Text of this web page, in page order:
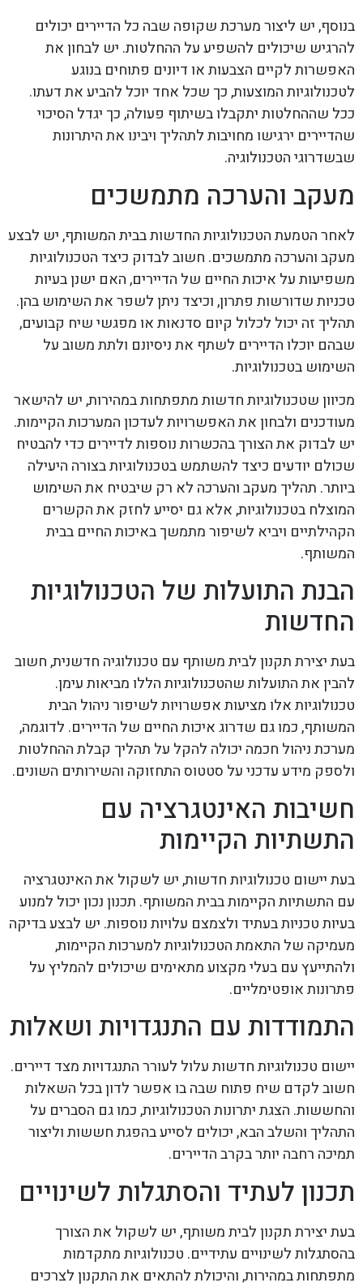
בנוסף, יש ליצור מערכת שקופה שבה כל הדיירים יכולים
להרגיש שיכולים להשפיע על ההחלטות. יש לבחון את
האפשרות לקיים הצבעות או דיונים פתוחים בנוגע
לטכנולוגיות המוצעות, כך שכל אחד יוכל להביע את דעתו.
ככל שההחלטות יתקבלו בשיתוף פעולה, כך יגדל הסיכוי
שהדיירים ירגישו מחויבות לתהליך ויבינו את היתרונות
שבשדרוגי הטכנולוגיה.
מעקב והערכה מתמשכים
לאחר הטמעת הטכנולוגיות החדשות בבית המשותף, יש לבצע
מעקב והערכה מתמשכים. חשוב לבדוק כיצד הטכנולוגיות
משפיעות על איכות החיים של הדיירים, האם ישנן בעיות
טכניות שדורשות פתרון, וכיצד ניתן לשפר את השימוש בהן.
תהליך זה יכול לכלול קיום סדנאות או מפגשי שיח קבועים,
שבהם יוכלו הדיירים לשתף את ניסיונם ולתת משוב על
השימוש בטכנולוגיות.
מכיוון שטכנולוגיות חדשות מתפתחות במהירות, יש להישאר
מעודכנים ולבחון את האפשרויות לעדכון המערכות הקיימות.
יש לבדוק את הצורך בהכשרות נוספות לדיירים כדי להבטיח
שכולם יודעים כיצד להשתמש בטכנולוגיות בצורה היעילה
ביותר. תהליך מעקב והערכה לא רק שיבטיח את השימוש
המוצלח בטכנולוגיות, אלא גם יסייע לחזק את הקשרים
הקהילתיים ויביא לשיפור מתמשך באיכות החיים בבית
המשותף.
הבנת התועלות של הטכנולוגיות
החדשות
בעת יצירת תקנון לבית משותף עם טכנולוגיה חדשנית, חשוב
להבין את התועלות שהטכנולוגיות הללו מביאות עימן.
טכנולוגיות אלו מציעות אפשרויות לשיפור ניהול הבית
המשותף, כמו גם שדרוג איכות החיים של הדיירים. לדוגמה,
מערכת ניהול חכמה יכולה להקל על תהליך קבלת ההחלטות
ולספק מידע עדכני על סטטוס התחזוקה והשירותים השונים.
חשיבות האינטגרציה עם
התשתיות הקיימות
בעת יישום טכנולוגיות חדשות, יש לשקול את האינטגרציה
עם התשתיות הקיימות בבית המשותף. תכנון נכון יכול למנוע
בעיות טכניות בעתיד ולצמצם עלויות נוספות. יש לבצע בדיקה
מעמיקה של התאמת הטכנולוגיות למערכות הקיימות,
ולהתייעץ עם בעלי מקצוע מתאימים שיכולים להמליץ על
פתרונות אופטימליים.
התמודדות עם התנגדויות ושאלות
יישום טכנולוגיות חדשות עלול לעורר התנגדויות מצד דיירים.
חשוב לקדם שיח פתוח שבה בו אפשר לדון בכל השאלות
והחששות. הצגת יתרונות הטכנולוגיות, כמו גם הסברים על
התהליך והשלב הבא, יכולים לסייע בהפגת חששות וליצור
תמיכה רחבה יותר בקרב הדיירים.
תכנון לעתיד והסתגלות לשינויים
בעת יצירת תקנון לבית משותף, יש לשקול את הצורך
בהסתגלות לשינויים עתידיים. טכנולוגיות מתקדמות
מתפתחות במהירות, והיכולת להתאים את התקנון לצרכים